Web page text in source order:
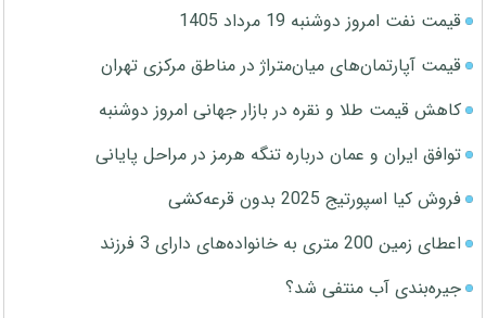
قیمت نفت امروز دوشنبه 19 مرداد 1405
قیمت آپارتمان‌های میان‌متراژ در مناطق مرکزی تهران
کاهش قیمت طلا و نقره در بازار جهانی امروز دوشنبه
توافق ایران و عمان درباره تنگه هرمز در مراحل پایانی
فروش کیا اسپورتیج 2025 بدون قرعه‌کشی
اعطای زمین 200 متری به خانواده‌های دارای 3 فرزند
جیره‌بندی آب منتفی شد؟